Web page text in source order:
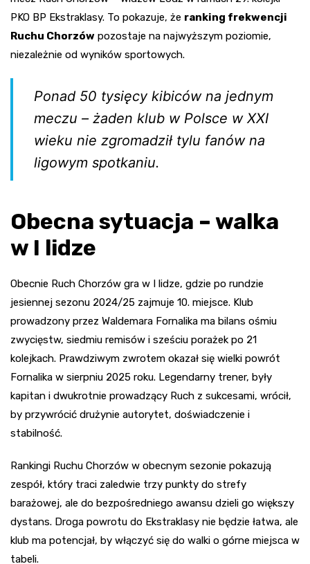
PKO BP Ekstraklasy. To pokazuje, że ranking frekwencji
Ruchu Chorzów pozostaje na najwyższym poziomie,
niezależnie od wyników sportowych.
Ponad 50 tysięcy kibiców na jednym
meczu – żaden klub w Polsce w XXI
wieku nie zgromadził tylu fanów na
ligowym spotkaniu.
Obecna sytuacja – walka
w I lidze
Obecnie Ruch Chorzów gra w I lidze, gdzie po rundzie
jesiennej sezonu 2024/25 zajmuje 10. miejsce. Klub
prowadzony przez Waldemara Fornalika ma bilans ośmiu
zwycięstw, siedmiu remisów i sześciu porażek po 21
kolejkach. Prawdziwym zwrotem okazał się wielki powrót
Fornalika w sierpniu 2025 roku. Legendarny trener, były
kapitan i dwukrotnie prowadzący Ruch z sukcesami, wrócił,
by przywrócić drużynie autorytet, doświadczenie i
stabilność.
Rankingi Ruchu Chorzów w obecnym sezonie pokazują
zespół, który traci zaledwie trzy punkty do strefy
barażowej, ale do bezpośredniego awansu dzieli go większy
dystans. Droga powrotu do Ekstraklasy nie będzie łatwa, ale
klub ma potencjał, by włączyć się do walki o górne miejsca w
tabeli.